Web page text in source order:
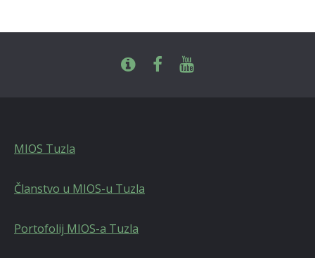
MIOS Tuzla
Članstvo u MIOS-u Tuzla
Portofolij MIOS-a Tuzla